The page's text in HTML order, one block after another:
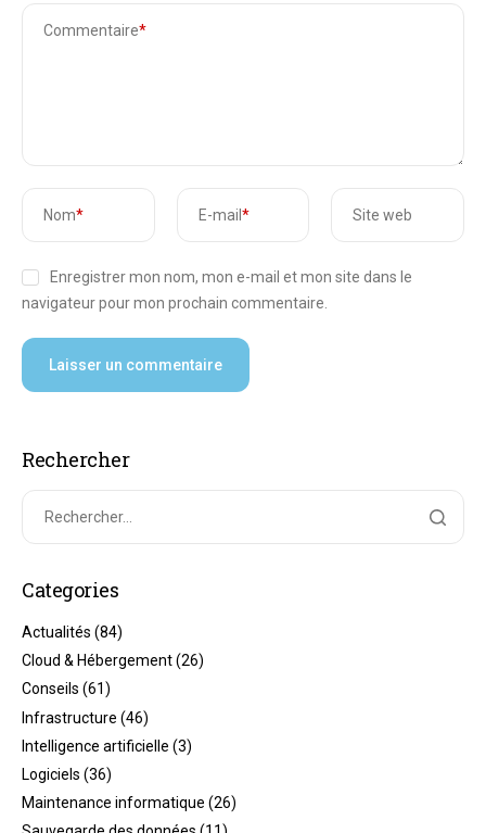
Commentaire*
Nom* E-mail * Site web
Enregistrer mon nom, mon e-mail et mon site dans le
navigateur pour mon prochain commentaire.
Rechercher
Categories
Actualités (84)
Cloud & Hébergement(26)
Conseils (61)
Infrastructure (46)
Intelligence artificielle (3)
Logiciels (36)
Maintenance informatique (26)